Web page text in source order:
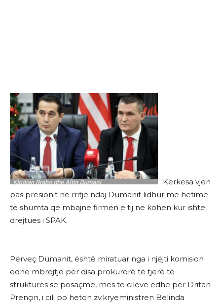
Kërkesa vjen
pas presionit në rritje ndaj Dumanit lidhur me hetime
të shumta që mbajnë firmën e tij në kohën kur ishte
drejtues i SPAK.
Përveç Dumanit, është miratuar nga i njëjti komision
edhe mbrojtje për disa prokurorë të tjerë të
strukturës së posaçme, mes të cilëve edhe për Dritan
Prençin, i cili po heton zv.kryeministren Belinda